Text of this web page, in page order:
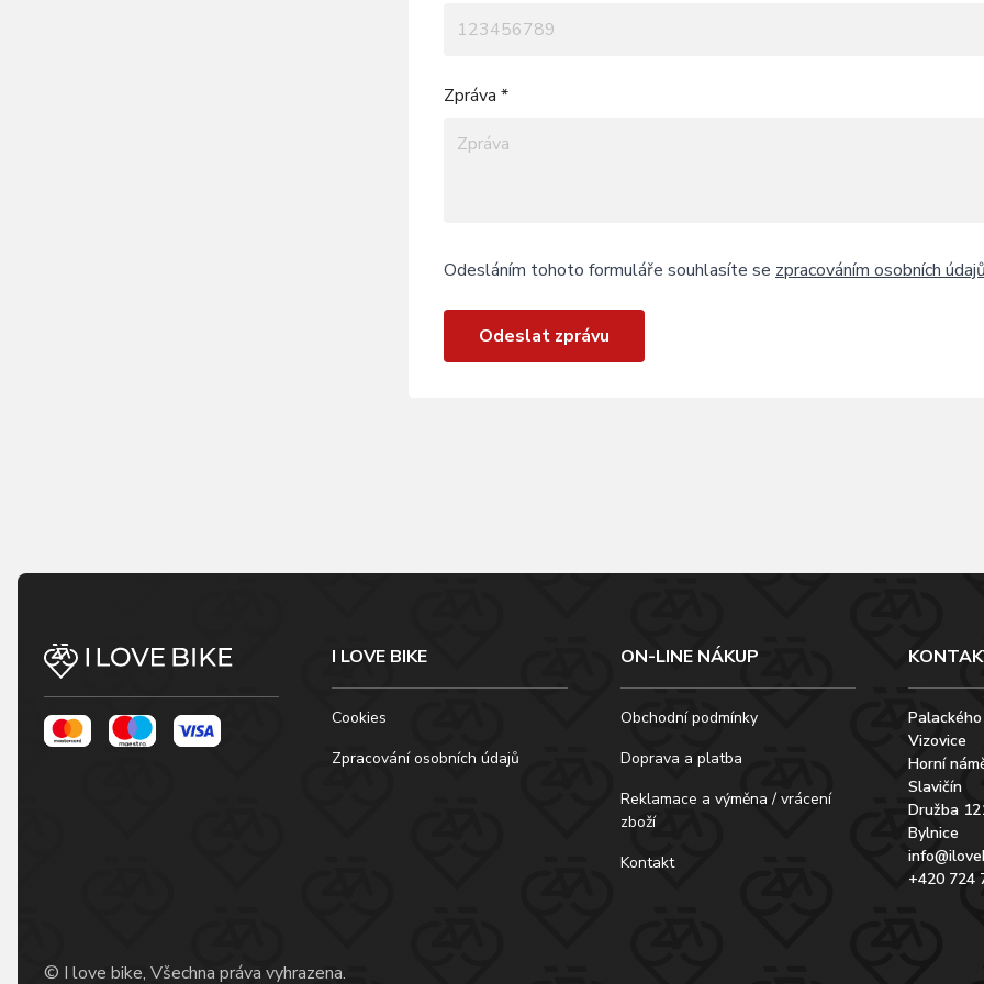
Zpráva *
Odesláním tohoto formuláře souhlasíte se zpracováním osobních
Odeslat zprávu
I LOVE BIKE
Cookies
Zpracování osobních údajů
ON-LINE NÁKUP
Obchodní podmínky
Doprava a platba
Reklamace a výměna / vrácení
zboží
Kontakt
Vizovice
Horní
Slavičín
Družba
Bylnice
+420 724
© I love bike, Všechna práva vyhrazena.